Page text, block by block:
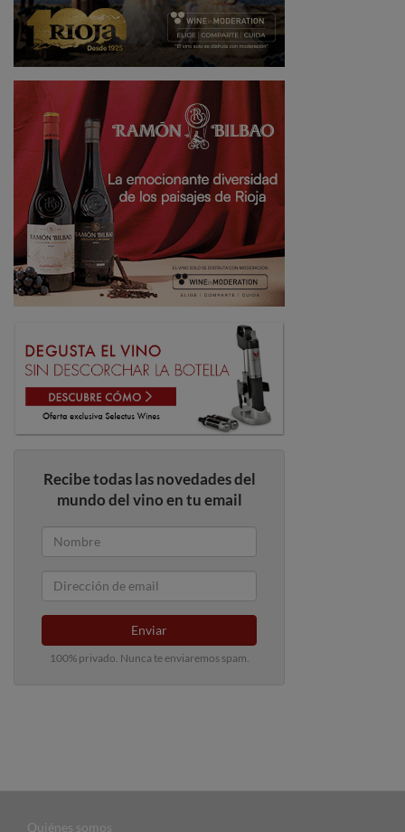
Recibe todas las novedades del
mundo del vino en tu email
Enviar
100% privado. Nunca te enviaremos spam.
Quiénes somos